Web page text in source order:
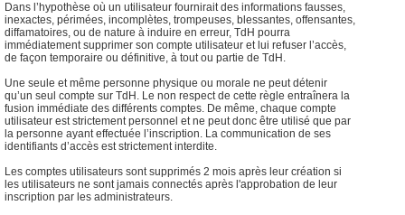
Dans l’hypothèse où un utilisateur fournirait des informations fausses,
inexactes, périmées, incomplètes, trompeuses, blessantes, offensantes,
diffamatoires, ou de nature à induire en erreur, TdH pourra
immédiatement supprimer son compte utilisateur et lui refuser l’accès,
de façon temporaire ou définitive, à tout ou partie de TdH.
Une seule et même personne physique ou morale ne peut détenir
qu’un seul compte sur TdH. Le non respect de cette règle entraînera la
fusion immédiate des différents comptes. De même, chaque compte
utilisateur est strictement personnel et ne peut donc être utilisé que par
la personne ayant effectuée l’inscription. La communication de ses
identifiants d’accès est strictement interdite.
Les comptes utilisateurs sont supprimés 2 mois après leur création si
les utilisateurs ne sont jamais connectés après l'approbation de leur
inscription par les administrateurs.